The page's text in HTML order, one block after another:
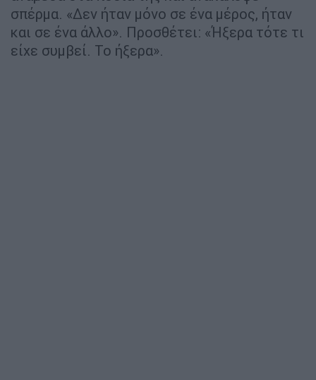
σπέρμα. «Δεν ήταν μόνο σε ένα μέρος, ήταν
και σε ένα άλλο». Προσθέτει: «Ήξερα τότε τι
είχε συμβεί. Το ήξερα».